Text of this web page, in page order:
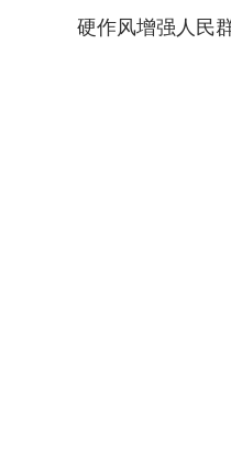
硬作风增强人民